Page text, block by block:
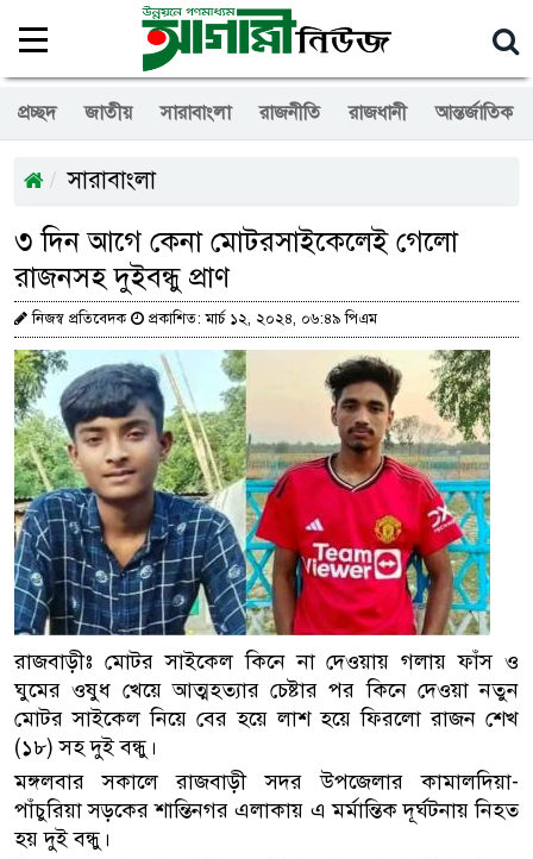
প্রচ্ছদ জাতীয় সারাবাংলা রাজনীতি রাজধানী আন্তর্জাতিক
সারাবাংলা
৩ দিন আগে কেনা মোটরসাইকেলেই গেলো
রাজনসহ দুইবন্ধু প্রাণ
নিজস্ব প্রতিবেদক প্রকাশিত: মার্চ ১২, ২০২৪, ০৬:৪৯ পিএম
রাজবাড়ীঃ মোটর সাইকেল কিনে না দেওয়ায় গলায় ফাঁস ও
ঘুমের ওষুধ খেয়ে আত্মহত্যার চেষ্টার পর কিনে দেওয়া নতুন
মোটর সাইকেল নিয়ে বের হয়ে লাশ হয়ে ফিরলো রাজন শেখ
(১৮) সহ দুই বন্ধু।
মঙ্গলবার সকালে রাজবাড়ী সদর উপজেলার কামালদিয়া-
পাঁচুরিয়া সড়কের শান্তিনগর এলাকায় এ মর্মান্তিক দূর্ঘটনায় নিহত
হয় দুই বন্ধু।